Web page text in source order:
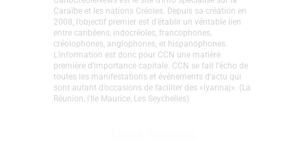
CaribCreoleNews est le site d’info spécialisé sur la
Caraïbe et les nations Créoles. Depuis sa création en
2008, l’objectif premier est d’établir un véritable lien
entre caribéens, indocréoles, francophones,
créolophones, anglophones, et hispanophones.
L’information est donc pour CCN une matière
première d’importance capitale. CCN se fait l’écho de
toutes les manifestations et évènements d'actu qui
sont autant d’occasions de faciliter des «lyannaj». (La
Réunion, l'Ile Maurice, Les Seychelles)